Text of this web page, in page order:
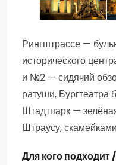
ОБЗОРНАЯ
Рингштрассе —
исторического
и №2 — сидячий
ратуши, Бургтеатра
Штадтпарк —
Штраусу,
Для кого подходит